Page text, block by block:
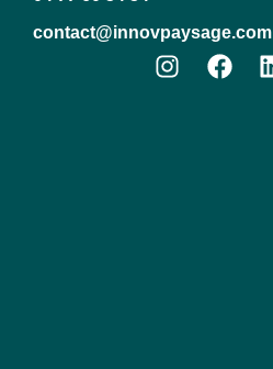
contact@innovpaysage.com